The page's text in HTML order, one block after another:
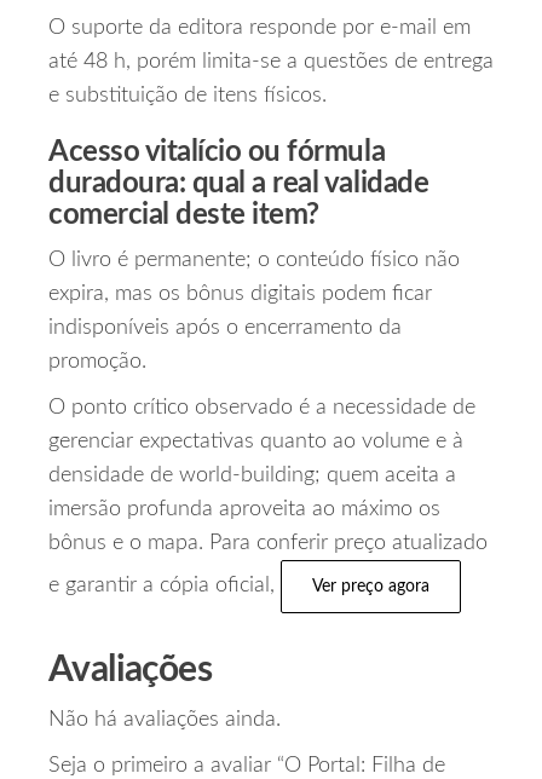
O suporte da editora responde por e‑mail em
até 48 h, porém limita‑se a questões de entrega
e substituição de itens físicos.
Acesso vitalício ou fórmula
duradoura: qual a real validade
comercial deste item?
O livro é permanente; o conteúdo físico não
expira, mas os bônus digitais podem ficar
indisponíveis após o encerramento da
promoção.
O ponto crítico observado é a necessidade de
gerenciar expectativas quanto ao volume e à
densidade de world‑building; quem aceita a
imersão profunda aproveita ao máximo os
bônus e o mapa. Para conferir preço atualizado
e garantir a cópia oficial,
Ver preço agora
Avaliações
Não há avaliações ainda.
Seja o primeiro a avaliar “O Portal: Filha de